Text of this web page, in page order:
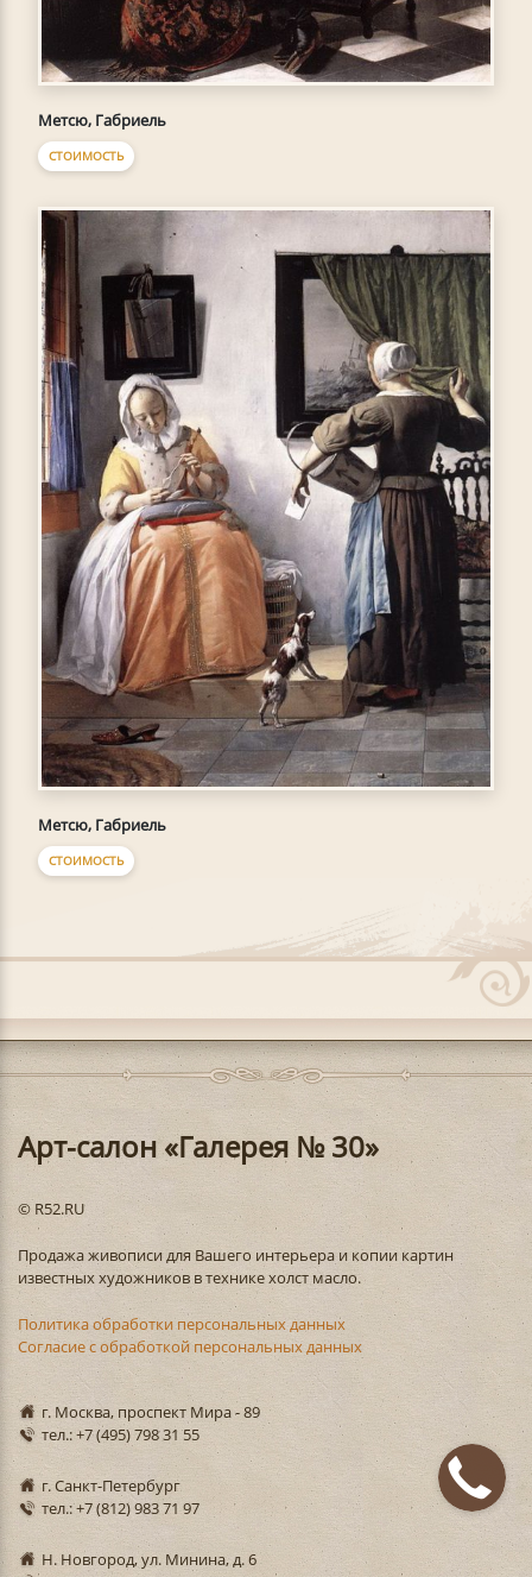
Метсю, Габриель
СТОИМОСТЬ
Метсю, Габриель
СТОИМОСТЬ
Арт-салон «Галерея № 30»
© R52.RU
Продажа живописи для Вашего интерьера и копии картин
известных художников в технике холст масло.
Политика обработки персональных данных
Согласие с обработкой персональных данных
г. Москва, проспект Мира - 89
тел.: +7 (495) 798 31 55
г. Санкт-Петербург
тел.: +7 (812) 983 71 97
Н. Новгород, ул. Минина, д. 6